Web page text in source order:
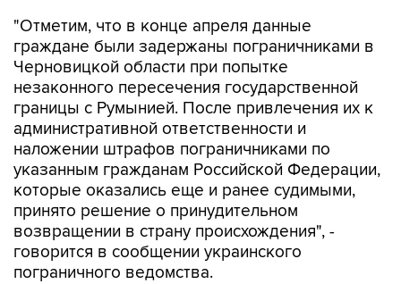
"Отметим, что в конце апреля данные
граждане были задержаны пограничниками в
Черновицкой области при попытке
незаконного пересечения государственной
границы с Румынией. После привлечения их к
административной ответственности и
наложении штрафов пограничниками по
указанным гражданам Российской Федерации,
которые оказались еще и ранее судимыми,
принято решение о принудительном
возвращении в страну происхождения", -
говорится в сообщении украинского
пограничного ведомства.